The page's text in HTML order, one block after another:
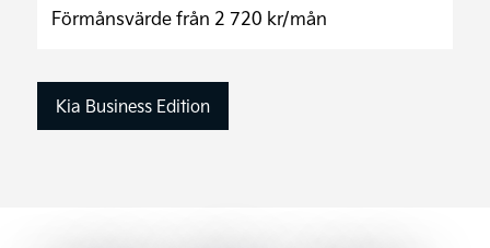
Förmånsvärde från 2 720 kr/mån
Kia Business Edition